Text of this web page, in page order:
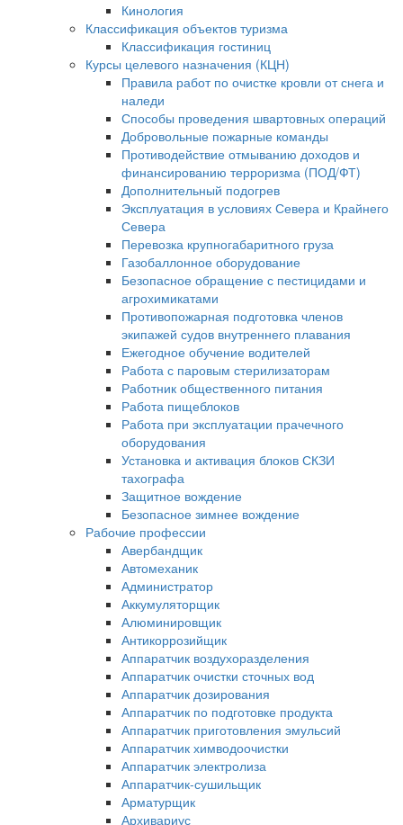
Кинология
Классификация объектов туризма
Классификация гостиниц
Курсы целевого назначения (КЦН)
Правила работ по очистке кровли от снега и
наледи
Способы проведения швартовных операций
Добровольные пожарные команды
Противодействие отмыванию доходов и
финансированию терроризма (ПОД/ФТ)
Дополнительный подогрев
Эксплуатация в условиях Севера и Крайнего
Севера
Перевозка крупногабаритного груза
Газобаллонное оборудование
Безопасное обращение с пестицидами и
агрохимикатами
Противопожарная подготовка членов
экипажей судов внутреннего плавания
Ежегодное обучение водителей
Работа с паровым стерилизаторам
Работник общественного питания
Работа пищеблоков
Работа при эксплуатации прачечного
оборудования
Установка и активация блоков СКЗИ
тахографа
Защитное вождение
Безопасное зимнее вождение
Рабочие профессии
Авербандщик
Автомеханик
Администратор
Аккумуляторщик
Алюминировщик
Антикоррозийщик
Аппаратчик воздухоразделения
Аппаратчик очистки сточных вод
Аппаратчик дозирования
Аппаратчик по подготовке продукта
Аппаратчик приготовления эмульсий
Аппаратчик химводоочистки
Аппаратчик электролиза
Аппаратчик-сушильщик
Арматурщик
Архивариус